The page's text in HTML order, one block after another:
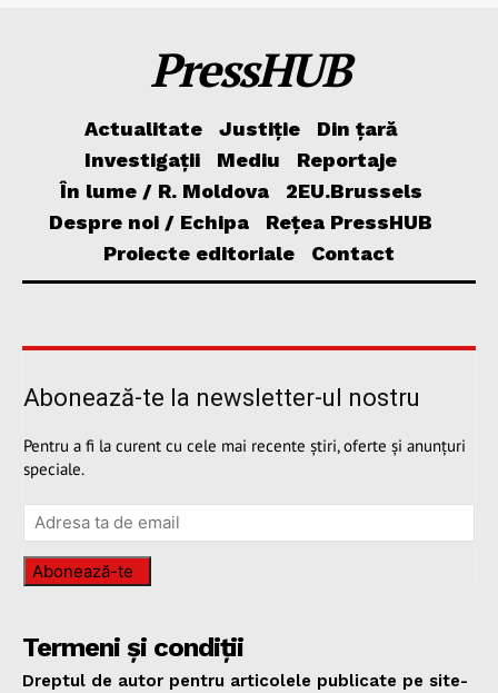
PressHUB
Actualitate Justiție
Din țară
Investigații
Mediu
Reportaje
În lume / R. Moldova
2EU.Brussels
Despre noi / Echipa
Rețea PressHUB
Proiecte editoriale
Contact
Abonează-te la newsletter-ul nostru
Pentru a fi la curent cu cele mai recente știri, oferte și anunțuri
speciale.
Abonează-te
Termeni și condiții
Dreptul de autor pentru articolele publicate pe site-